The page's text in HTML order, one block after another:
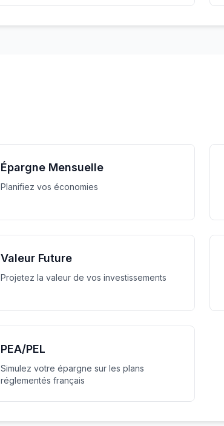
Épargne Mensuelle
Planifiez vos économies
Valeur Future
Projetez la valeur de vos investissements
PEA/PEL
Simulez votre épargne sur les plans
réglementés français